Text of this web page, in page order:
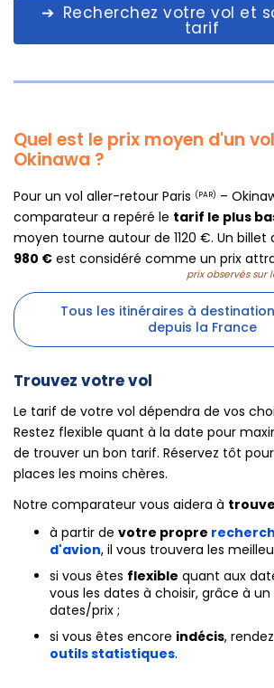
Recherchez votre vol et
tarif
Quel est le prix moyen d'un
Okinawa ?
Pour un vol aller-retour Paris (PAR) –
comparateur a repéré le tarif le plus
moyen tourne autour de 1120 €. Un
980 € est considéré comme un prix
prix observés sur
Tous les itinéraires à
depuis la France
Trouvez votre vol
Le tarif de votre vol dépendra de vos
Restez flexible quant à la date pour
de trouver un bon tarif. Réservez tôt
places les moins chères.
Notre comparateur vous aidera à
à partir de votre propre
d'avion, il vous trouvera les
si vous êtes flexible quant aux
vous les dates à choisir, grâce à
dates/prix ;
si vous êtes encore indécis,
outils statistiques.